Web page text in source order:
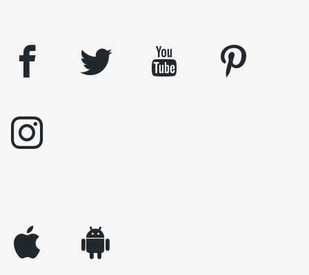
facebook twitter youtube
pinterest
instagram
appleinc android